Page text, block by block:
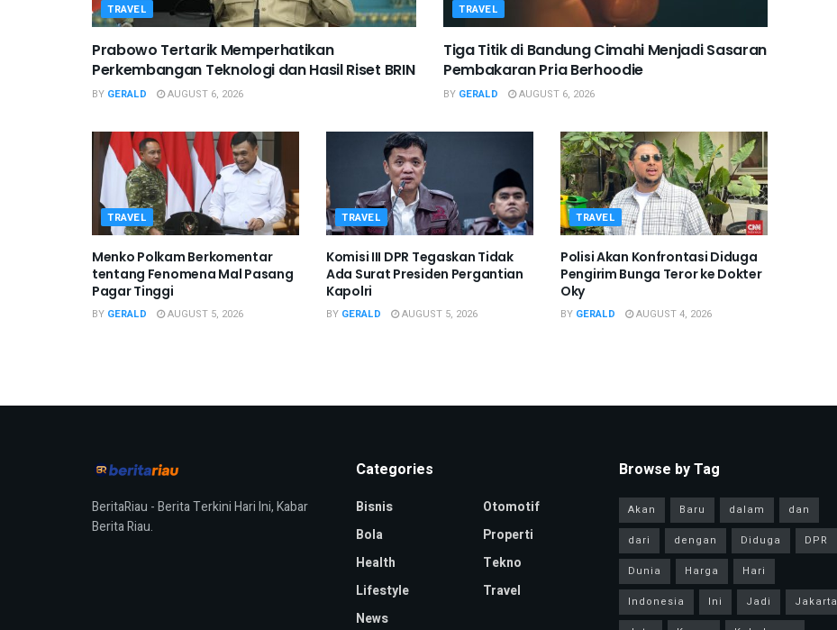
TRAVEL
Prabowo Tertarik Memperhatikan
Perkembangan Teknologi dan Hasil Riset BRIN
BY GERALD AUGUST 6, 2026
TRAVEL
Tiga Titik di Bandung Cimahi Menjadi Sasaran
Pembakaran Pria Berhoodie
BY GERALD AUGUST 6, 2026
TRAVEL
Menko Polkam Berkomentar
tentang Fenomena Mal Pasang
Pagar Tinggi
BY GERALD AUGUST 5, 2026
TRAVEL
Komisi III DPR Tegaskan Tidak
Ada Surat Presiden Pergantian
Kapolri
BY GERALD AUGUST 5, 2026
TRAVEL
Polisi Akan Konfrontasi Diduga
Pengirim Bunga Teror ke Dokter
Oky
BY GERALD AUGUST 4, 2026
BeritaRiau - Berita Terkini Hari Ini, Kabar
Berita Riau.
Categories
Bisnis
Bola
Health
Lifestyle
News
Otomotif
Properti
Tekno
Travel
Browse by Tag
Akan Baru dalam
dan
dari
dengan Diduga
DPR
Dunia
Harga
Hari
Indonesia
Ini Jadi
Jakarta